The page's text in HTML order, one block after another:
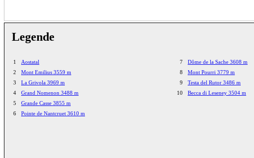
Legende
1
Aostatal
2
Mont Emilius 3559 m
3
La Grivola 3969 m
4
Grand Nomenon 3488 m
5
Grande Casse 3855 m
6
Pointe de Nantcruet 3610 m
7
Dôme de la Sache 3608 m
8
Mont Pourri 3779 m
9
Testa del Rutor 3486 m
10
Becca di Leseney 3504 m